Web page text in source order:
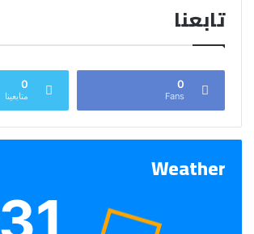
تابعنا
0
Fans
0
متابعينا
Weather